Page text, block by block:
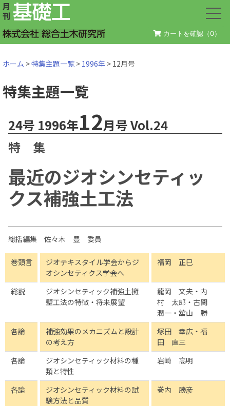
カートを確認（0）
ホーム >特集主題一覧 > 1996年 > 12月号
特集主題一覧
24号 1996年12月号 Vol.24
特 集
最近のジオシンセティッ
クス補強土工法
総括編集 佐々木 豊 委員
巻頭言
ジオテキスタイル学会からジ
オシンセティクス学会へ
福岡 正巳
総説
ジオシンセティック補強土擁
壁工法の特徴・将来展望
龍岡 文夫・内
村 太郎・古関
潤一・舘山 勝
各論
補強効果のメカニズムと設計
の考え方
塚田 幸広・福
田 直三
各論
ジオシンセティック材料の種
類と特性
岩崎 高明
各論
ジオシンセティック材料の試
験方法と品質
巻内 勝彦